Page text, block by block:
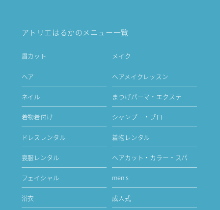
アトリエはるかのメニュー一覧
眉カット メイク
ヘア ヘアメイクレッスン
ネイル まつげパーマ・エクステ
着物着付け シャンプー・ブロー
ドレスレンタル 着物レンタル
喪服レンタル ヘアカット・カラー・スパ
フェイシャル men's
浴衣 成人式